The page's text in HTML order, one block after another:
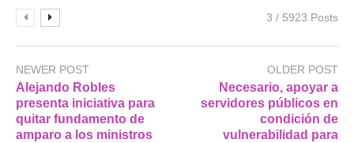
3 / 5923 Posts
NEWER POST
Alejando Robles
presenta iniciativa para
quitar fundamento de
amparo a los ministros
OLDER POST
Necesario, apoyar a
servidores públicos en
condición de
vulnerabilidad para